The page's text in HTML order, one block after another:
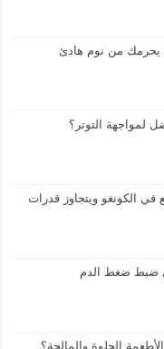
يحرمك من نوم هادئ
لمواجهة التوتر؟
في الكونغو ويتجاوز قدرات
ضبط ضغط الدم
الحلوة والمالحة؟